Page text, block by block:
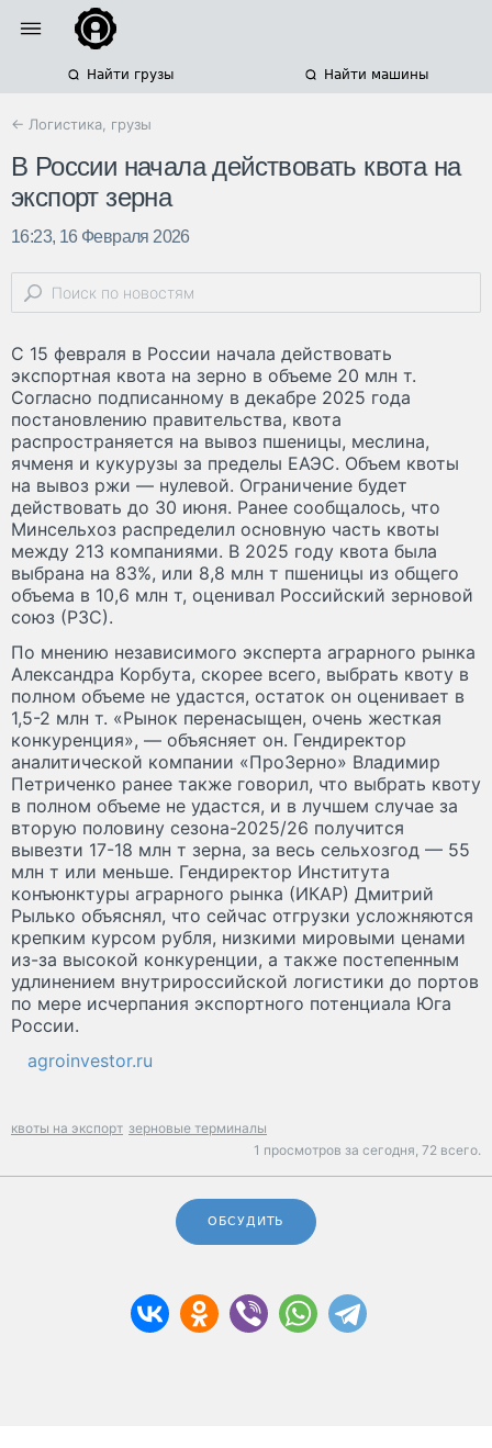
Найти грузы Найти машины
← Логистика, грузы
В России начала действовать квота на
экспорт зерна
16:23, 16 Февраля 2026
С 15 февраля в России начала действовать
экспортная квота на зерно в объеме 20 млн т.
Согласно подписанному в декабре 2025 года
постановлению правительства, квота
распространяется на вывоз пшеницы, меслина,
ячменя и кукурузы за пределы ЕАЭС. Объем квоты
на вывоз ржи — нулевой. Ограничение будет
действовать до 30 июня. Ранее сообщалось, что
Минсельхоз распределил основную часть квоты
между 213 компаниями. В 2025 году квота была
выбрана на 83%, или 8,8 млн т пшеницы из общего
объема в 10,6 млн т, оценивал Российский зерновой
союз (РЗС).
По мнению независимого эксперта аграрного рынка
Александра Корбута, скорее всего, выбрать квоту в
полном объеме не удастся, остаток он оценивает в
1,5-2 млн т. «Рынок перенасыщен, очень жесткая
конкуренция», — объясняет он. Гендиректор
аналитической компании «ПроЗерно» Владимир
Петриченко ранее также говорил, что выбрать квоту
в полном объеме не удастся, и в лучшем случае за
вторую половину сезона-2025/26 получится
вывезти 17-18 млн т зерна, за весь сельхозгод — 55
млн т или меньше. Гендиректор Института
конъюнктуры аграрного рынка (ИКАР) Дмитрий
Рылько объяснял, что сейчас отгрузки усложняются
крепким курсом рубля, низкими мировыми ценами
из-за высокой конкуренции, а также постепенным
удлинением внутрироссийской логистики до портов
по мере исчерпания экспортного потенциала Юга
России.
agroinvestor.ru
квоты на экспорт зерновые терминалы
1 просмотров за сегодня, 72 всего.
ОБСУДИТЬ